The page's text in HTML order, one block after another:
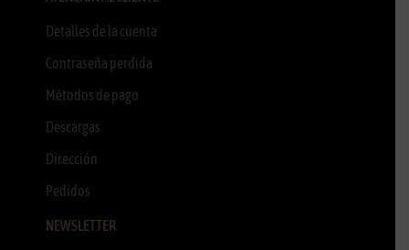
Detalles de la cuenta
Contraseña perdida
Métodos de pago
Descargas
Dirección
Pedidos
NEWSLETTER